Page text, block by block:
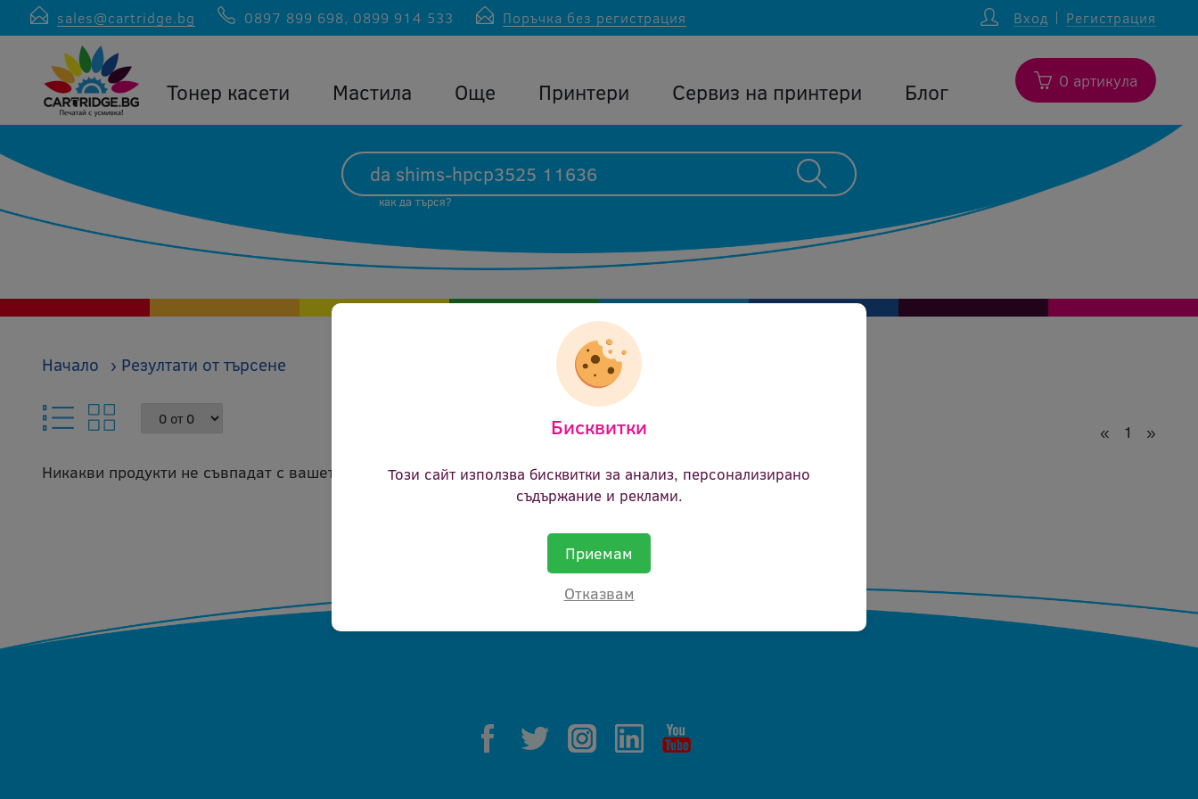
sales@cartridge.bg 0897 899 698, 0899 914 533 Поръчка без регистрация Вход Регистрация
Тонер касети Мастила Още Принтери Сервиз на принтери Блог 0 артикула
как да търся?
Начало › Резултати от търсене
« 1
»
Никакви продукти не съвпадат с вашето запитване.
Бисквитки
Този сайт използва бисквитки за анализ, персонализирано
съдържание и реклами.
Приемам
Отказвам